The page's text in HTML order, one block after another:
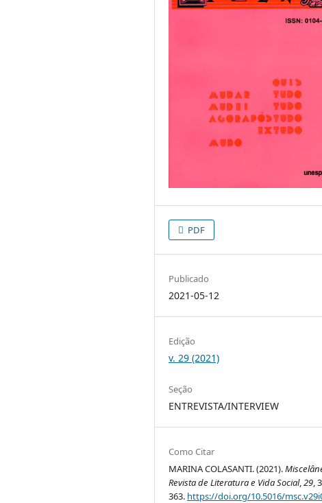
PDF
Publicado
2021-05-12
Edição
v. 29 (2021)
Seção
ENTREVISTA/INTERVIEW
Como Citar
MARINA COLASANTI. (2021).
Revista de Literatura e Vida Social,29,
363. https://doi.org/10.5016/